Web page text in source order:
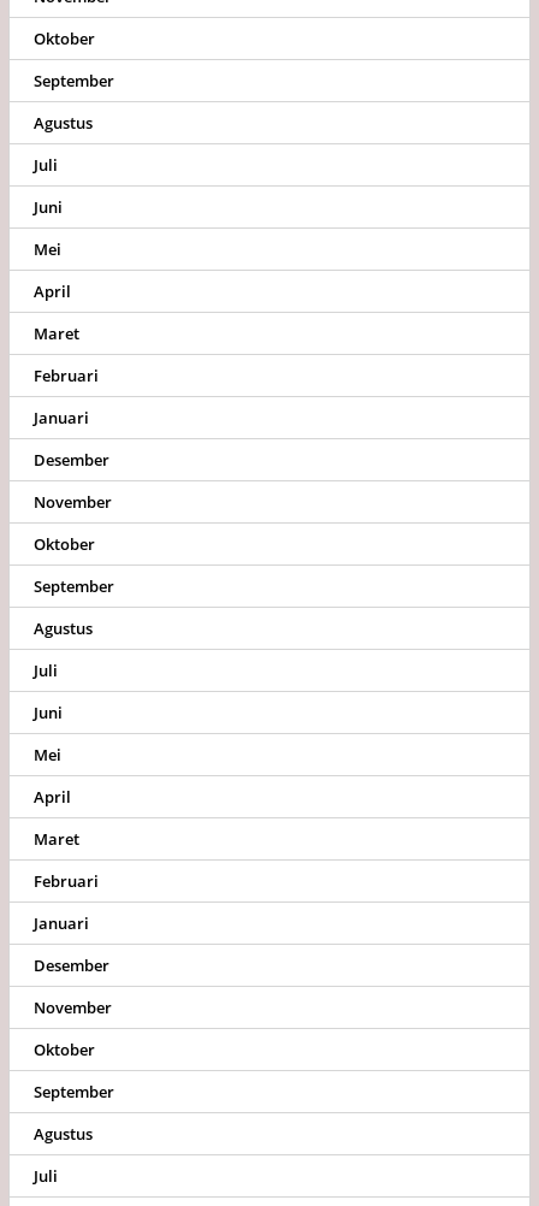
Oktober
September
Agustus
Juli
Juni
Mei
April
Maret
Februari
Januari
Desember
November
Oktober
September
Agustus
Juli
Juni
Mei
April
Maret
Februari
Januari
Desember
November
Oktober
September
Agustus
Juli